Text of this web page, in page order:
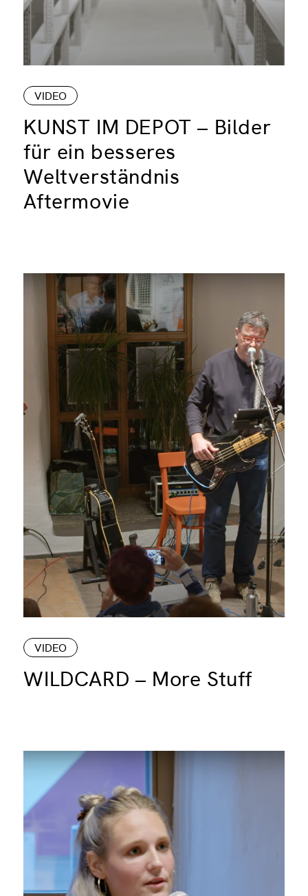
VIDEO
KUNST IM DEPOT – Bilder
für ein besseres
Weltverständnis
Aftermovie
VIDEO
WILDCARD – More Stuff